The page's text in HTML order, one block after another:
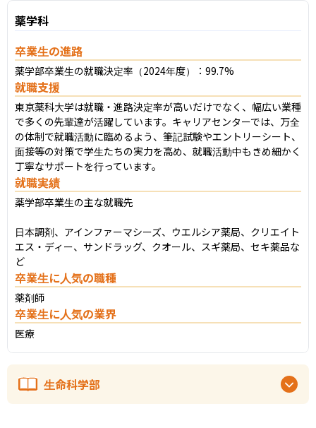
薬学科
卒業生の進路
薬学部卒業生の就職決定率（2024年度）：99.7%
就職支援
東京薬科大学は就職・進路決定率が高いだけでなく、幅広い業種
で多くの先輩達が活躍しています。キャリアセンターでは、万全
の体制で就職活動に臨めるよう、筆記試験やエントリーシート、
面接等の対策で学生たちの実力を高め、就職活動中もきめ細かく
丁寧なサポートを行っています。
就職実績
薬学部卒業生の主な就職先
日本調剤、アインファーマシーズ、ウエルシア薬局、クリエイト
エス・ディー、サンドラッグ、クオール、スギ薬局、セキ薬品な
ど
卒業生に人気の職種
薬剤師
卒業生に人気の業界
医療
生命科学部